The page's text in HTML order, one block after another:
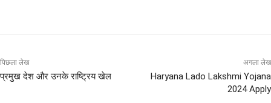
पिछला लेख
प्रमुख देश और उनके राष्ट्रिय खेल
अगला लेख
Haryana Lado Lakshmi Yojana
2024 Apply